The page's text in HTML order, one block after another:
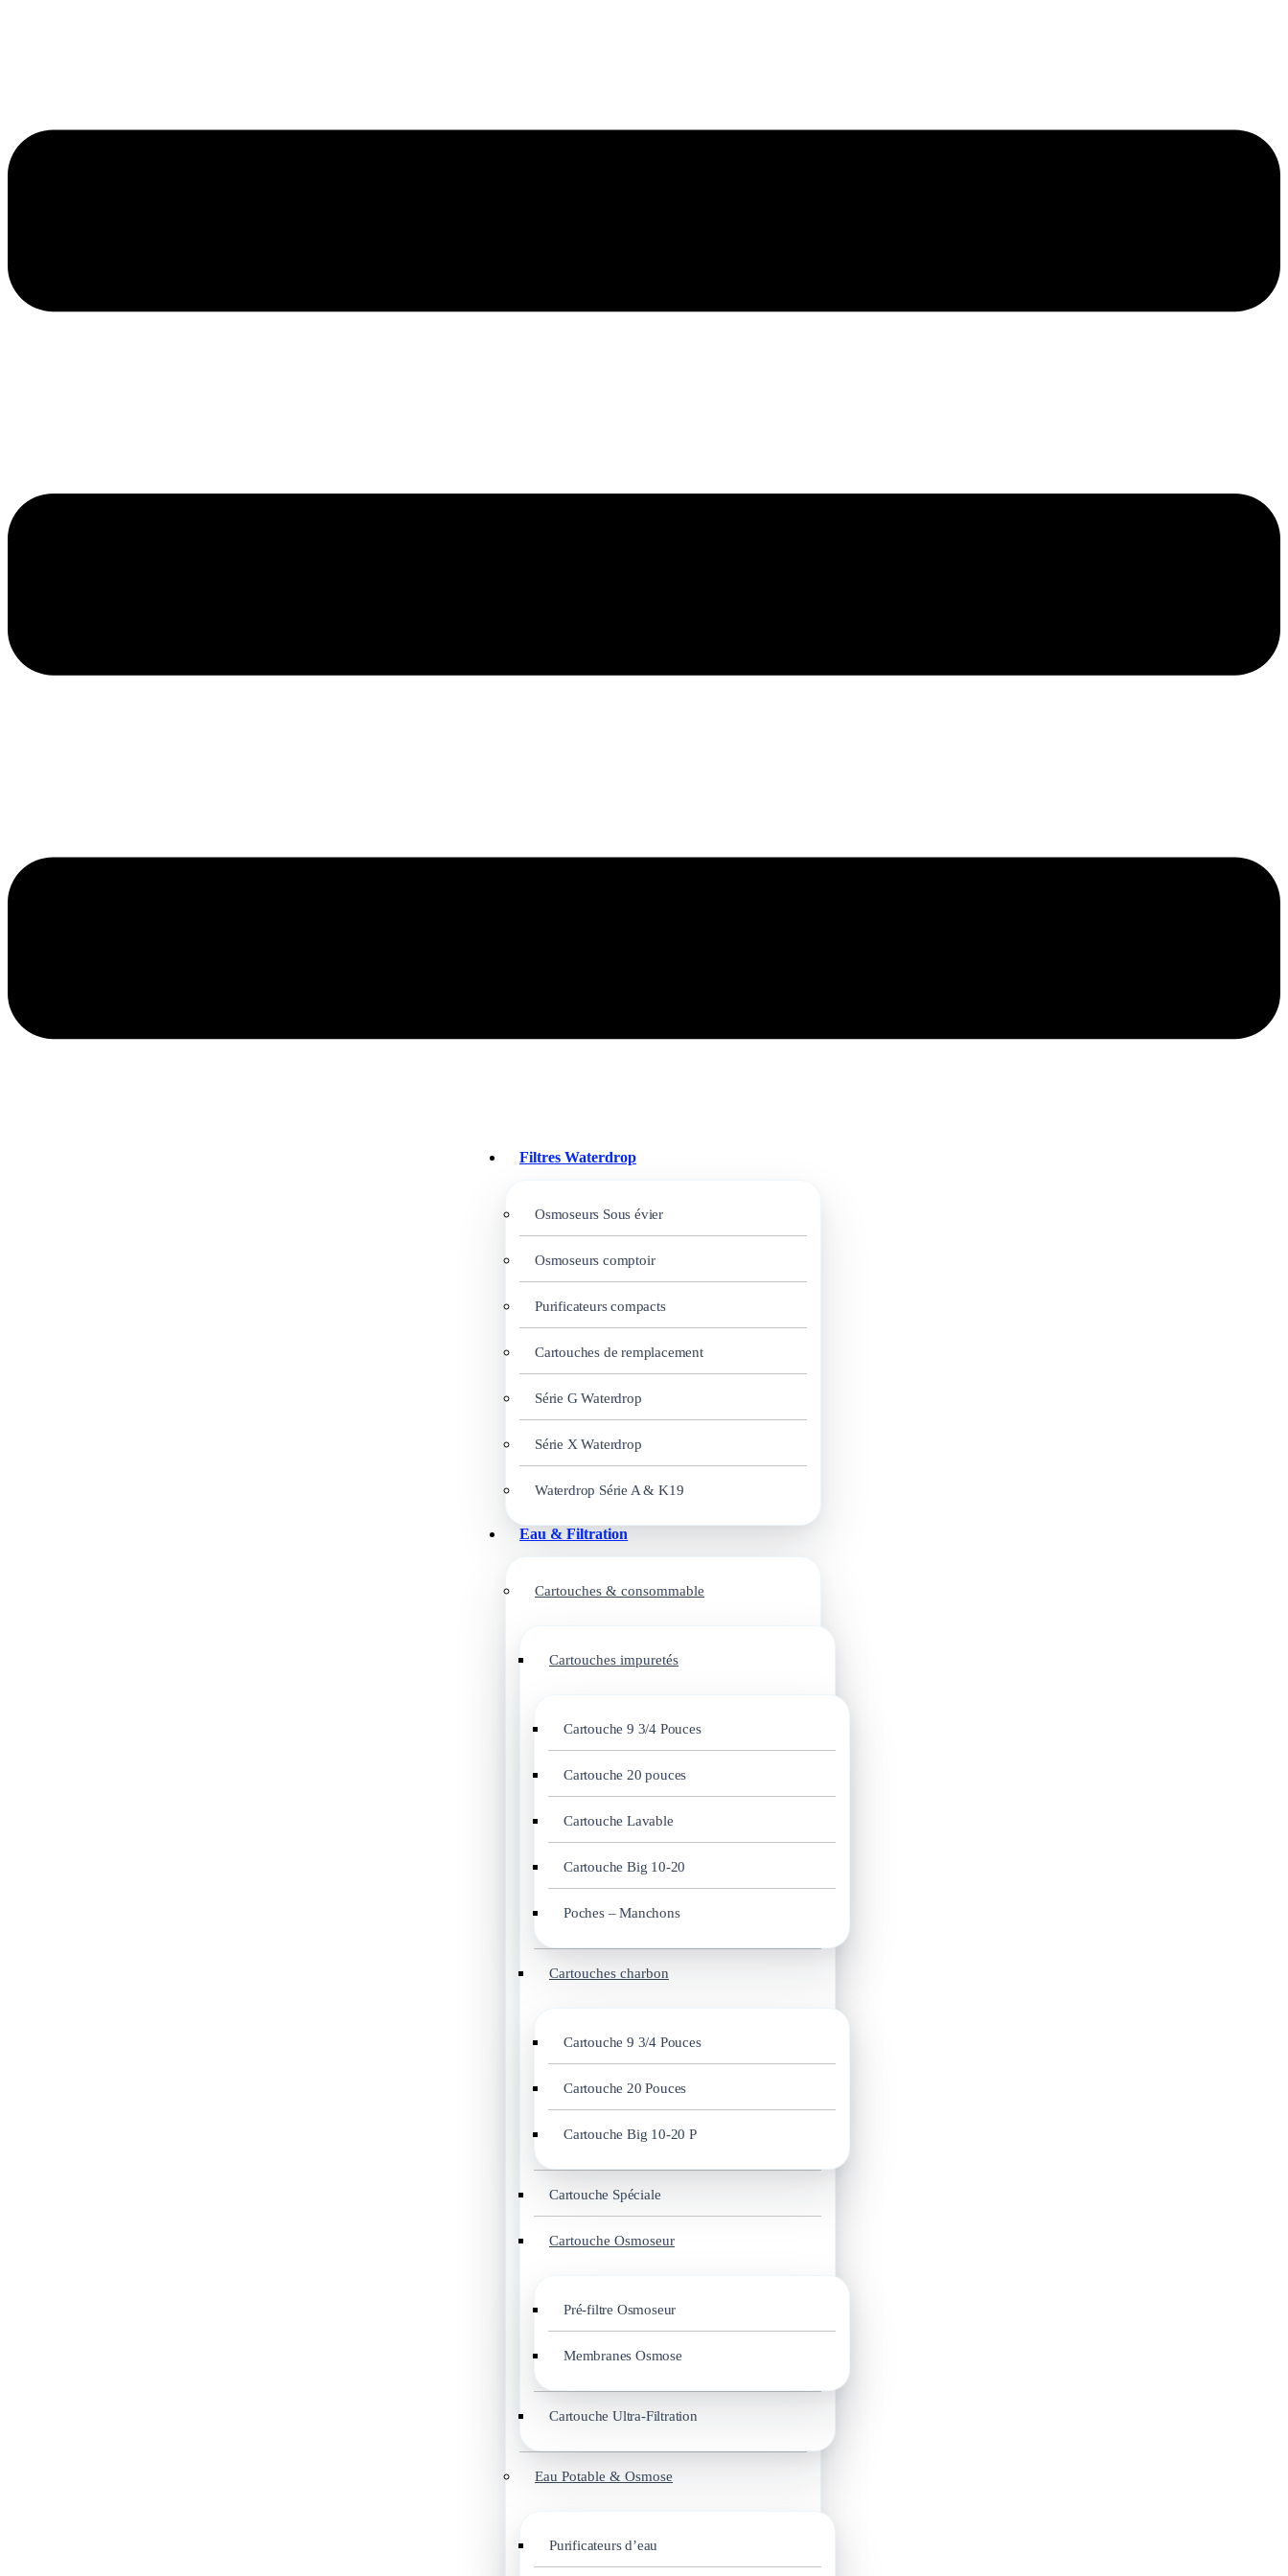
Filtres Waterdrop
Osmoseurs Sous évier
Osmoseurs comptoir
Purificateurs compacts
Cartouches de remplacement
Série G Waterdrop
Série X Waterdrop
Waterdrop Série A & K19
Eau & Filtration
Cartouches & consommable
Cartouches impuretés
Cartouche 9 3/4 Pouces
Cartouche 20 pouces
Cartouche Lavable
Cartouche Big 10-20
Poches – Manchons
Cartouches charbon
Cartouche 9 3/4 Pouces
Cartouche 20 Pouces
Cartouche Big 10-20 P
Cartouche Spéciale
Cartouche Osmoseur
Pré-filtre Osmoseur
Membranes Osmose
Cartouche Ultra-Filtration
Eau Potable & Osmose
Purificateurs d’eau